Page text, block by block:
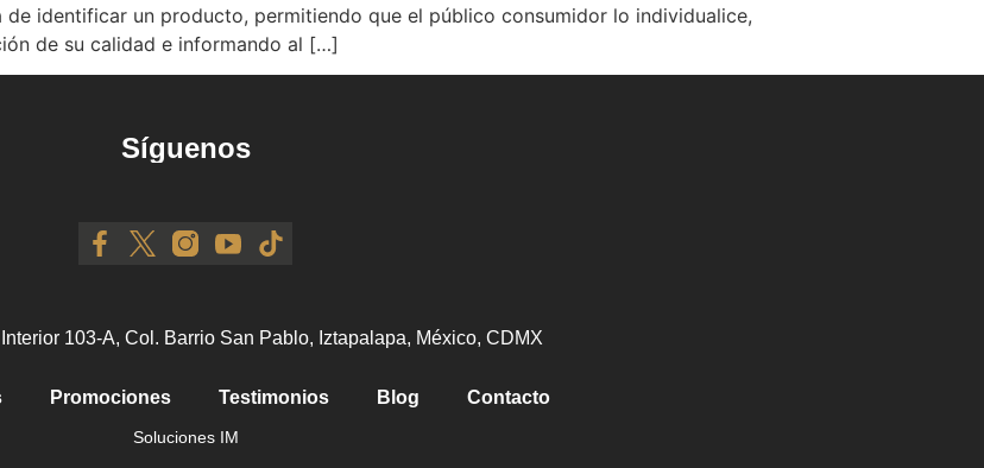
identificar un producto, permitiendo que el público consumidor lo individualice,
de su calidad e informando al […]
Síguenos
103-A, Col. Barrio San Pablo, Iztapalapa, México, CDMX
Promociones Testimonios Blog Contacto
Soluciones IM